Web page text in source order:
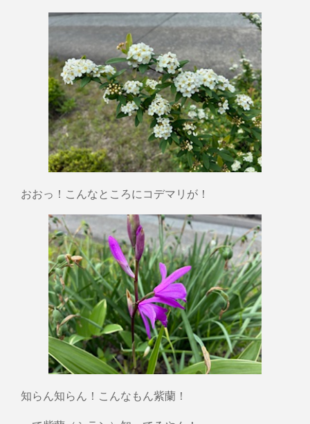
おおっ！こんなところにコデマリが！
知らん知らん！こんなもん紫蘭！